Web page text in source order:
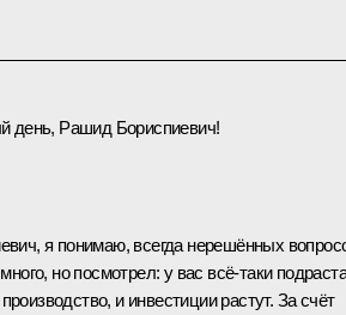
день, Рашид Бориспиевич!
я понимаю, всегда нерешённых
но посмотрел: у вас всё-таки
и инвестиции растут. За счёт